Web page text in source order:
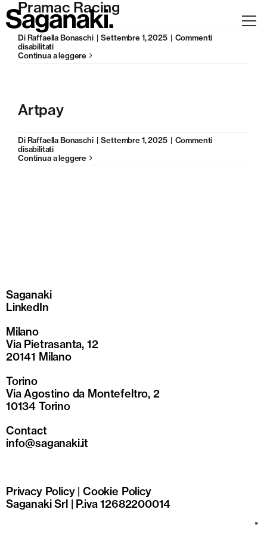
Salta
al
contenuto
Pramac Racing
Di Raffaella Bonaschi | Settembre 1, 2025 | Commenti
disabilitatisu
Pramac
Continua a leggere
Artpay
Di Raffaella Bonaschi | Settembre 1, 2025 | Commenti
disabilitatisu
Artpay
Continua a leggere
Saganaki
LinkedIn
Milano
Via Pietrasanta, 12
20141 Milano
Torino
Via Agostino da Montefeltro, 2
10134 Torino
Contact
info@saganaki.it
Privacy Policy| Cookie Policy
Saganaki Srl | P.iva 12682200014